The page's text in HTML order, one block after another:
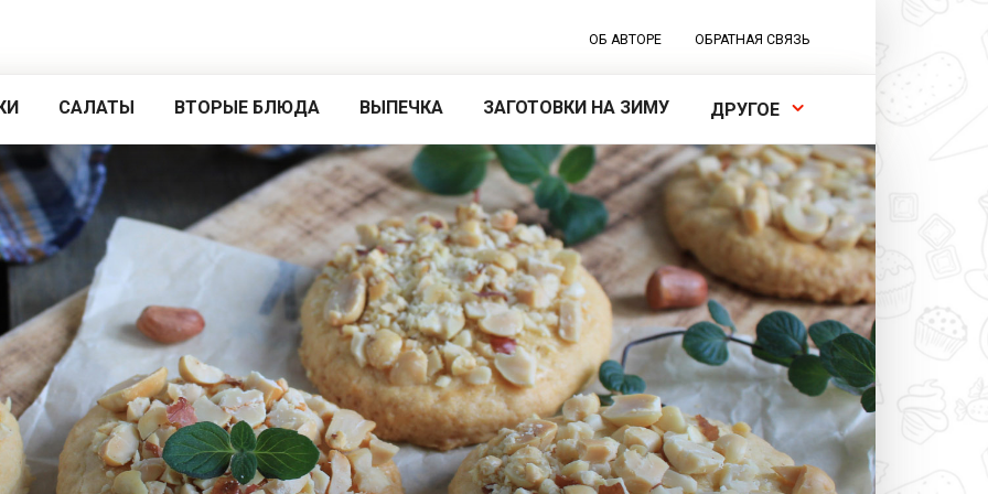
ОБ АВТОРЕ ОБРАТНАЯ СВЯЗЬ
САЛАТЫ ВТОРЫЕ БЛЮДА ВЫПЕЧКА ЗАГОТОВКИ НА ЗИМУ ДРУГОЕ